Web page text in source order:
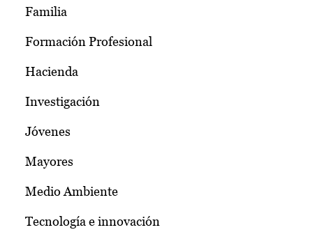
Familia
Formación Profesional
Hacienda
Investigación
Jóvenes
Mayores
Medio Ambiente
Tecnología e innovación